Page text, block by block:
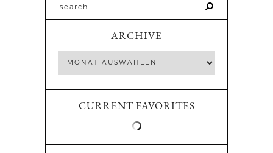
ARCHIVE
CURRENT FAVORITES